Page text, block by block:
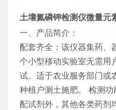
土壤氮磷钾检测仪微量元
一、产品简介：
配套齐全：该仪器集药、
个小型移动实验室无需用
试。适于农业服务部门或
种植户测土施肥。 检测
配试剂外，其他各类药剂